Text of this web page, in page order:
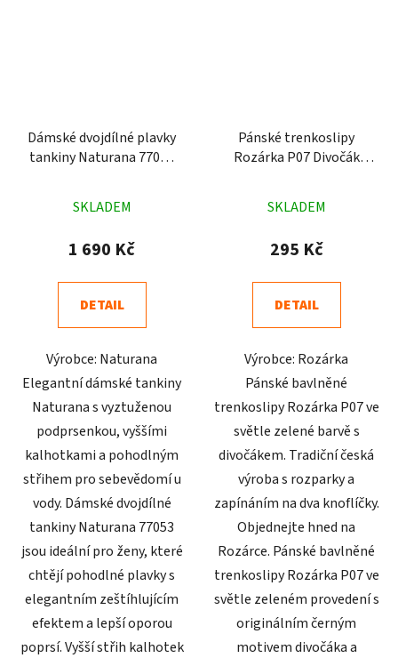
Dámské dvojdílné plavky
tankiny Naturana 77053
hodnocení
produktu
3,3
z
hvězdiček.
SKLADEM
1 690 Kč
DETAIL
Výrobce: Naturana
Elegantní dámské tankiny
Naturana s vyztuženou
podprsenkou, vyššími
kalhotkami a pohodlným
střihem pro sebevědomí u
vody. Dámské dvojdílné
tankiny Naturana 77053
jsou ideální pro ženy, které
chtějí pohodlné plavky s
elegantním zeštíhlujícím
efektem a lepší oporou
poprsí. Vyšší střih kalhotek
Pánské trenkoslipy
Rozárka P07 Divočák
hodnocení
produktu
4,9
z
hvězdiček.
SKLADEM
295 Kč
DETAIL
Výrobce: Rozárka
Pánské bavlněné
trenkoslipy Rozárka P07 ve
světle zelené barvě s
divočákem. Tradiční česká
výroba s rozparky a
zapínáním na dva knoflíčky.
Objednejte hned na
Rozárce. Pánské bavlněné
trenkoslipy Rozárka P07 ve
světle zeleném provedení s
originálním černým
motivem divočáka a